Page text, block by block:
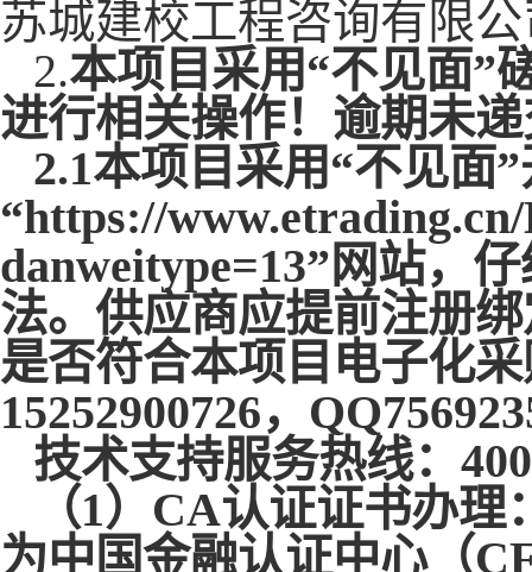
苏城建校工程咨询有限
2.本项目采用 “不见面”
进行相关操作！逾期未
2.1本项目采用“不见面
“https://
danweitype=13”网站，
法。供应商应提前注册
是否符合本项目电子化
15252900726，
技术支持服务热线：
（1）CA认证证书办理
为中国金融认证中心（